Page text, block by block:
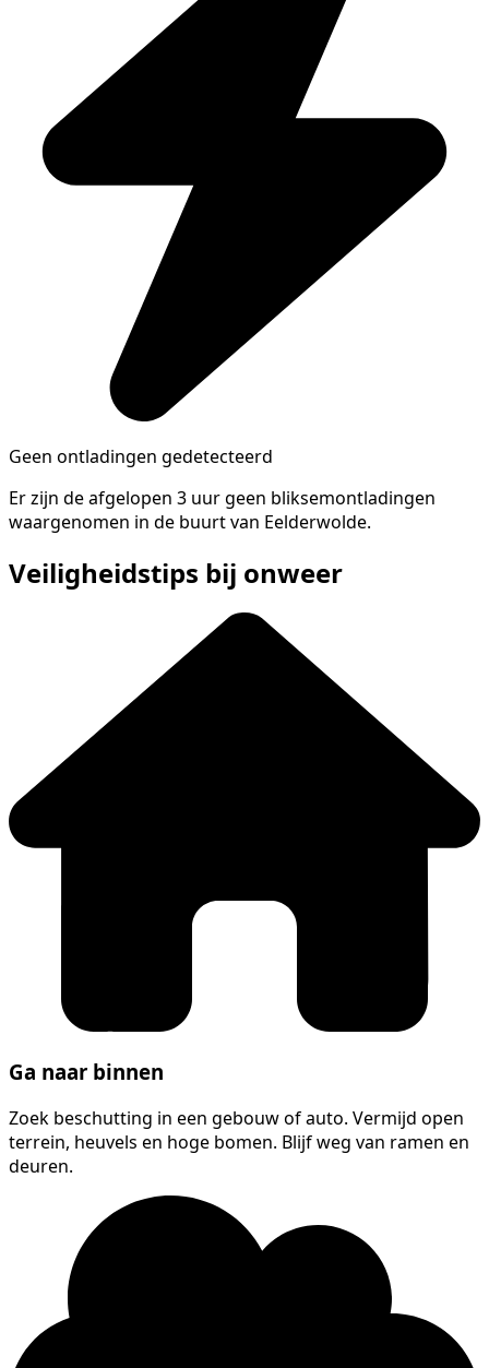
Geen ontladingen gedetecteerd
Er zijn de afgelopen 3 uur geen bliksemontladingen
waargenomen in de buurt van Eelderwolde.
Veiligheidstips bij onweer
Ga naar binnen
Zoek beschutting in een gebouw of auto. Vermijd open
terrein, heuvels en hoge bomen. Blijf weg van ramen en
deuren.